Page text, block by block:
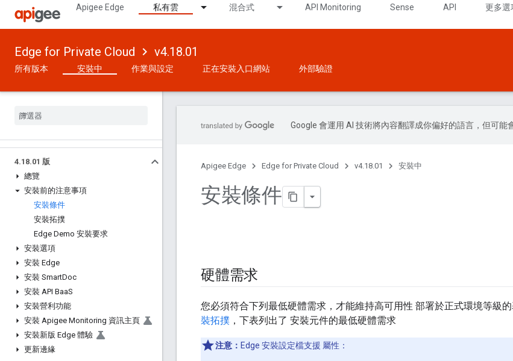
Apigee Edge 私有雲 混合式 API Monitoring Sense API 更多選
Edge for Private Cloud v4.18.01
所有版本 安裝中 作業與設定 正在安裝入口網站 外部驗證
4.18.01 版
總覽
安裝前的注意事項
安裝條件
安裝拓撲
Edge Demo 安裝要求
安裝選項
安裝 Edge
安裝 SmartDoc
安裝 API BaaS
安裝營利功能
安裝 Apigee Monitoring 資訊主頁
安裝新版 Edge 體驗
更新邊緣
Google 會運用 AI 技術將內容翻譯成你偏好的語言，但可能
Apigee Edge Edge for Private Cloud v4.18.01 安裝中
安裝條件
硬體需求
您必須符合下列最低硬體需求，才能維持高可用性 部署於正式環境等級
裝拓撲 ，下表列出了 安裝元件的最低硬體需求
注意： Edge 安裝設定檔支援 屬性：